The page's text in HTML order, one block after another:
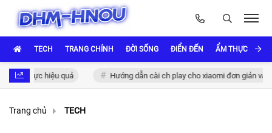
TECH TRANG CHÍNH ĐỜI SỐNG ĐIỂN ĐẾN ẨM THỰC VÀ
thực hiệu quả Hướng dẫn cài ch play cho xiaomi đơn giản và nhanh
Trang chủ TECH